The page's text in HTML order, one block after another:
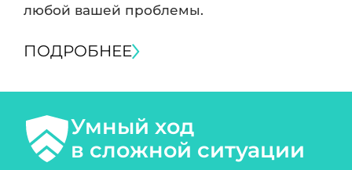
любой вашей проблемы.
ПОДРОБНЕЕ
Умный ход
в сложной ситуации